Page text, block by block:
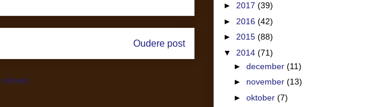
Oudere post
(Atom)
► 2017 (39)
► 2016 (42)
► 2015 (88)
▼ 2014 (71)
► december (11)
► november (13)
► oktober (7)